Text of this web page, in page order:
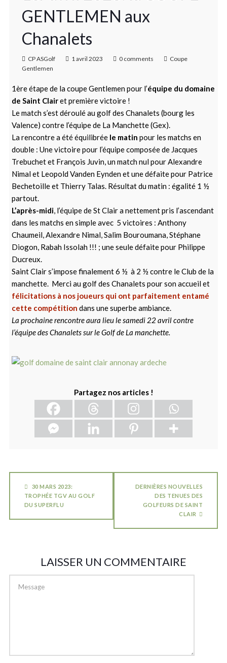
GENTLEMEN aux
Chanalets
CP ASGolf 1 avril 2023 0 comments
Coupe
Gentlemen
1ère étape de la coupe Gentlemen pour l’équipe du domaine
de Saint Clairet première victoire !
Le match s’est déroulé au golf des Chanalets (bourg les
Valence) contre l’équipe de La Manchette (Gex).
La rencontre a été équilibrée le matin pour les matchs en
double : Une victoire pour l’équipe composée de Jacques
Trebuchet et François Juvin, un match nul pour Alexandre
Nimal et Leopold Vanden Eynden et une défaite pour Patrice
Bechetoille et Thierry Talas. Résultat du matin : égalité 1 ½
partout.
L’après-midi, l’équipe de St Clair a nettement pris l’ascendant
dans les matchs en simple avec 5 victoires : Anthony
Chaumeil, Alexandre Nimal, Salim Bouroumana, Stéphane
Diogon, Rabah Issolah !!! ; une seule défaite pour Philippe
Ducreux.
Saint Clair s’impose finalement 6 ½ à 2 ½ contre le Club de la
manchette. Merci au golf des Chanalets pour son accueil et
félicitations à nos joueurs qui ont parfaitement entamé
cette compétition dans une superbe ambiance.
La prochaine rencontre aura lieu le samedi 22 avril contre
l’équipe des Chanalets sur le Golf de La manchette.
Partagez nos articles !
30 MARS 2023:
TROPHÉE TGV AU GOLF
DU SUPERFLU
DERNIÈRES NOUVELLES
DES TENUES DES
GOLFEURS DE SAINT
CLAIR
LAISSER UN COMMENTAIRE